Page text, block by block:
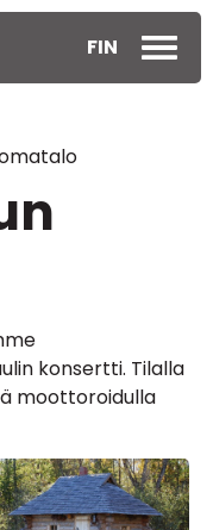
FIN
konsertti. Tilalla
moottoroidulla